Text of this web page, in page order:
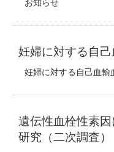
お知らせ
妊婦に対する自
妊婦に対する自己血輸
遺伝性血栓性素
研究（二次調査）